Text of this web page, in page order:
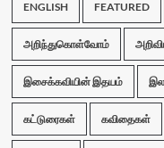
ENGLISH FEATURED
அறிந்துகொள்வோம்
இசைக்கவியின் இதயம்
கட்டுரைகள் கவிதைகள்